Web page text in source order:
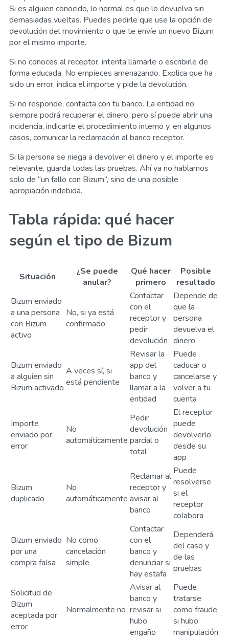
Si es alguien conocido, lo normal es que lo devuelva sin
demasiadas vueltas. Puedes pedirle que use la opción de
devolución del movimiento o que te envíe un nuevo Bizum
por el mismo importe.
Si no conoces al receptor, intenta llamarle o escribirle de
forma educada. No empieces amenazando. Explica que ha
sido un error, indica el importe y pide la devolución.
Si no responde, contacta con tu banco. La entidad no
siempre podrá recuperar el dinero, pero sí puede abrir una
incidencia, indicarte el procedimiento interno y, en algunos
casos, comunicar la reclamación al banco receptor.
Si la persona se niega a devolver el dinero y el importe es
relevante, guarda todas las pruebas. Ahí ya no hablamos
solo de “un fallo con Bizum”, sino de una posible
apropiación indebida.
Tabla rápida: qué hacer
según el tipo de Bizum
Situación
¿Se puede
anular?
Qué hacer
primero
Posible
resultado
Bizum enviado
a una persona
con Bizum
activo
No, si ya está
confirmado
Contactar
con el
receptor y
pedir
devolución
Depende de
que la
persona
devuelva el
dinero
Bizum enviado
a alguien sin
Bizum activado
A veces sí, si
está pendiente
Revisar la
app del
banco y
llamar a la
entidad
Puede
caducar o
cancelarse y
volver a tu
cuenta
Importe
enviado por
error
No
automáticamente
Pedir
devolución
parcial o
total
El receptor
puede
devolverlo
desde su
app
Bizum
duplicado
No
automáticamente
Reclamar al
receptor y
avisar al
banco
Puede
resolverse
si el
receptor
colabora
Bizum enviado
por una
compra falsa
No como
cancelación
simple
Contactar
con el
banco y
denunciar si
hay estafa
Dependerá
del caso y
de las
pruebas
Solicitud de
Bizum
aceptada por
error
Normalmente no
Avisar al
banco y
revisar si
hubo
engaño
Puede
tratarse
como fraude
si hubo
manipulación